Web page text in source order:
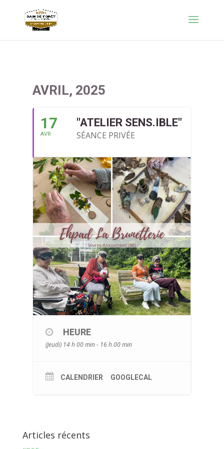
AVRIL, 2025
17
AVR
"ATELIER SENS.IBLE"
SÉANCE PRIVÉE
HEURE
(Jeudi) 14 h 00 min - 16 h 00 min
CALENDRIER GOOGLECAL
Articles récents